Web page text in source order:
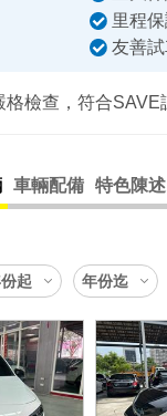
里程
友善
格檢查，符合SAVE
車輛配備 特色陳述